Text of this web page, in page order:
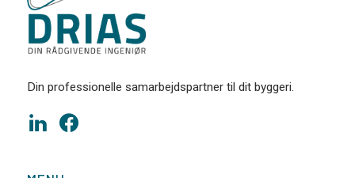
Din professionelle samarbejdspartner til dit byggeri.